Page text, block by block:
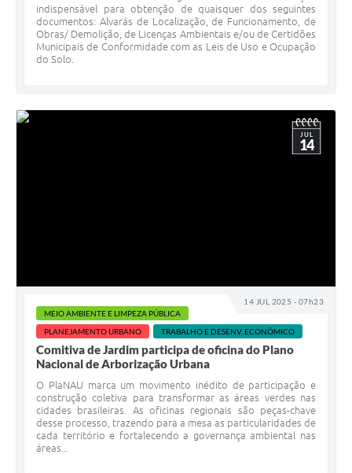
indispensável para obtenção de quaisquer dos seguintes
documentos: Alvarás de Localização, de Funcionamento, de
Obras/ Demolição, de Licenças Ambientais e/ou de Certidões
Municipais de Conformidade com as Leis de Uso e Ocupação
do Solo.
14 JUL 2025 - 07h23
JUL
14
MEIO AMBIENTE E LIMPEZA PÚBLICA
PLANEJAMENTO URBANO
TRABALHO E DESENV. ECONÔMICO
Comitiva de Jardim participa de oficina do Plano
Nacional de Arborização Urbana
O PlaNAU marca um movimento inédito de participação e
construção coletiva para transformar as áreas verdes nas
cidades brasileiras. As oficinas regionais são peças-chave
desse processo, trazendo para a mesa as particularidades de
cada território e fortalecendo a governança ambiental nas
áreas...